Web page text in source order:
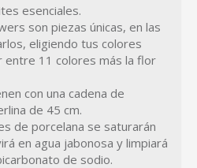
esenciales.
son piezas únicas, en las
eligiendo tus colores
entre 11 colores más la flor
con una cadena de
de 45 cm.
de porcelana se saturarán
en agua jabonosa y limpiará
de sodio.